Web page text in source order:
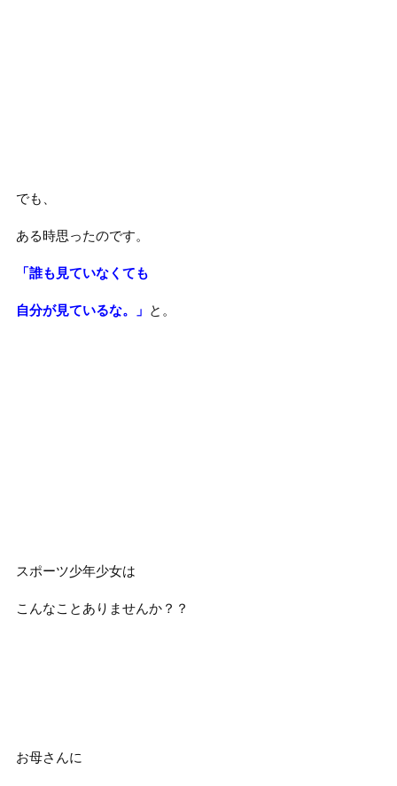
でも、
ある時思ったのです。
「誰も見ていなくても
自分が見ているな。」 と。
スポーツ少年少女は
こんなことありませんか？？
お母さんに